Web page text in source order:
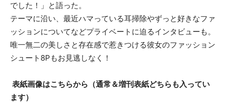
でした！」と語った。
テーマに沿い、最近ハマっている耳掃除やずっと好きなファ
ッションについてなどプライベートに迫るインタビューも。
唯一無二の美しさと存在感で惹きつける彼女のファッション
シュート8Pもお見逃しなく！
表紙画像はこちらから（通常＆増刊表紙どちらも入ってい
ます）